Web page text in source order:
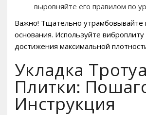
выровняйте его правилом по
Важно! Тщательно утрамбовывайте
основания. Используйте виброплиту
достижения максимальной
Укладка
Плитки:
Инструкция